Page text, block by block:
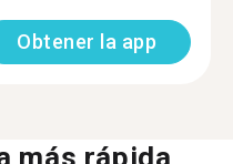
Obtener la app
más rápida